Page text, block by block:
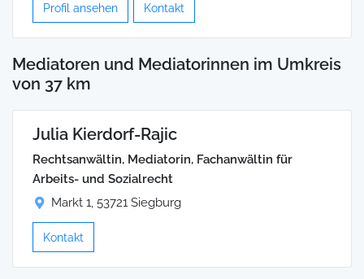
Profil ansehen Kontakt
Mediatoren und Mediatorinnen im Umkreis
von 37 km
Julia Kierdorf-Rajic
Rechtsanwältin, Mediatorin, Fachanwältin für
Arbeits- und Sozialrecht
Markt 1, 53721 Siegburg
Kontakt